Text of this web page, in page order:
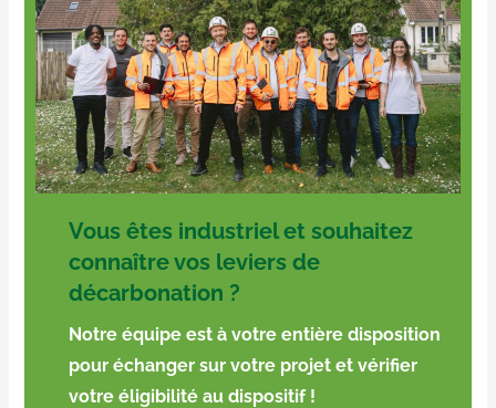
Vous êtes industriel et souhaitez
connaître vos leviers de
décarbonation ?
Notre équipe est à votre entière disposition
pour échanger sur votre projet et vérifier
votre éligibilité au dispositif !